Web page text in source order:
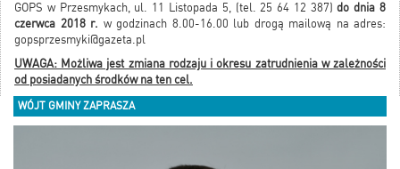
GOPS w Przesmykach, ul. 11 Listopada 5, (tel. 25 64 12 387)do dnia 8
czerwca 2018 r. w godzinach 8.00-16.00 lub drogą mailową na adres:
gopsprzesmyki@gazeta.pl
UWAGA: Możliwa jest zmiana rodzaju i okresu zatrudnienia w zależności
od posiadanych środków na ten cel.
WÓJT GMINY ZAPRASZA